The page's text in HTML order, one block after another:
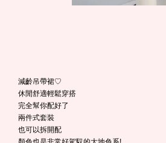
減齡吊帶裙♡
休閒舒適輕鬆穿搭
完全幫你配好了
兩件式套裝
也可以拆開配